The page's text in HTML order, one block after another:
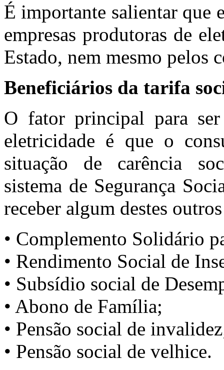
É importante salientar que
empresas produtoras de
Estado, nem mesmo pelos
Beneficiários da tarifa
O fator principal para
eletricidade é que o
situação de carência
sistema de Segurança
receber algum destes
• Complemento Solidário
• Rendimento Social de
• Subsídio social de
• Abono de Família;
• Pensão social de
• Pensão social de velhice.